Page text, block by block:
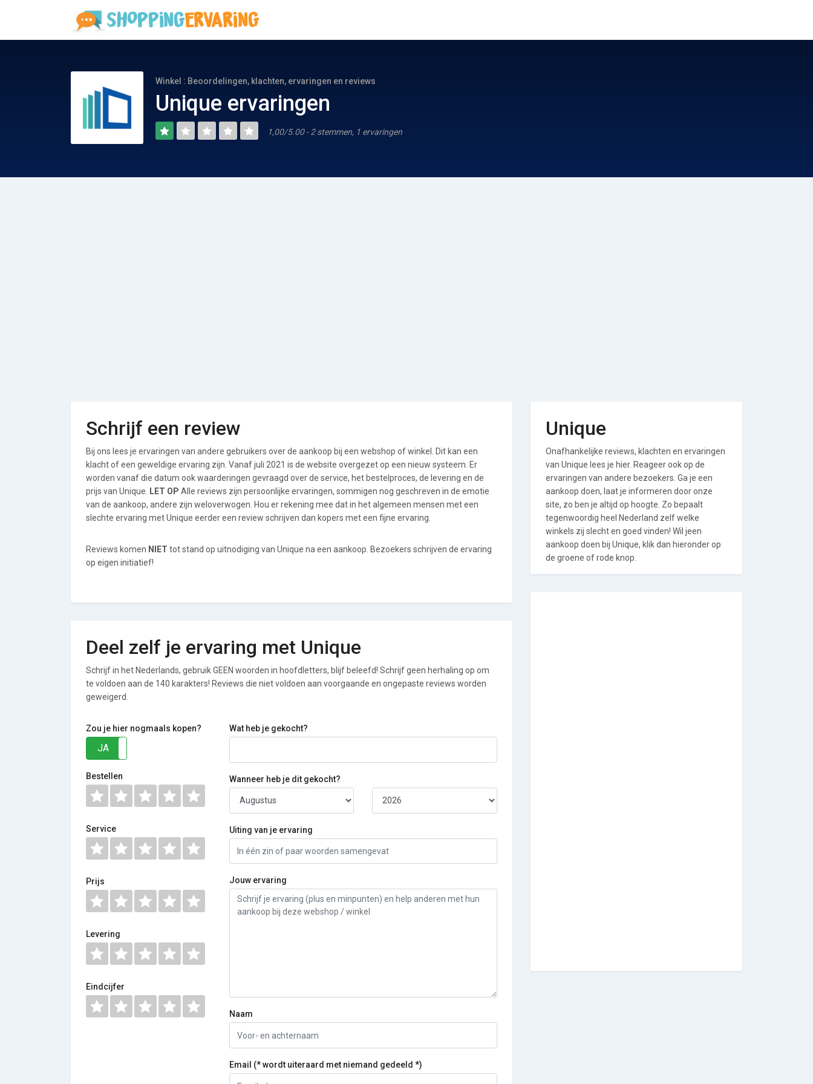
Winkel : Beoordelingen, klachten, ervaringen en reviews
Unique ervaringen
1,00/5.00 - 2 stemmen, 1 ervaringen
Schrijf een review
Bij ons lees je ervaringen van andere gebruikers over de aankoop bij een webshop of winkel. Dit kan een
klacht of een geweldige ervaring zijn. Vanaf juli 2021 is de website overgezet op een nieuw systeem. Er
worden vanaf die datum ook waarderingen gevraagd over de service, het bestelproces, de levering en de
prijs van Unique.
LET OP Alle reviews zijn persoonlijke ervaringen, sommigen nog geschreven in de emotie
van de aankoop, andere zijn weloverwogen. Hou er rekening mee dat in het algemeen mensen met een
slechte ervaring met Unique eerder een review schrijven dan kopers met een fijne ervaring.
Reviews komen NIET tot stand op uitnodiging van Unique na een aankoop. Bezoekers schrijven de ervaring
op eigen initiatief!
Deel zelf je ervaring met Unique
Schrijf in het Nederlands, gebruik GEEN woorden in hoofdletters, blijf beleefd! Schrijf geen herhaling op om
te voldoen aan de 140 karakters! Reviews die niet voldoen aan voorgaande en ongepaste reviews worden
geweigerd.
Zou je hier nogmaals kopen?
JA
Bestellen
Service
Prijs
Levering
Eindcijfer
Wat heb je gekocht?
Wanneer heb je dit gekocht?
Uiting van je ervaring
Jouw ervaring
Naam
Email (* wordt uiteraard met niemand gedeeld *)
Unique
Onafhankelijke reviews, klachten en ervaringen
van Unique lees je hier. Reageer ook op de
ervaringen van andere bezoekers. Ga je een
aankoop doen, laat je informeren door onze
site, zo ben je altijd op hoogte. Zo bepaalt
tegenwoordig heel Nederland zelf welke
winkels zij slecht en goed vinden! Wil jeen
aankoop doen bij Unique, klik dan hieronder op
de groene of rode knop.